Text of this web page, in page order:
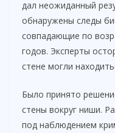
дал неожиданный
обнаружены следы
совпадающие по
годов. Эксперты
стене могли
Было принято
стены вокруг ниши.
под наблюдением